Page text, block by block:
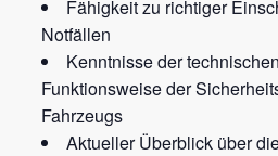
Fähigkeit zu richtiger
Notfällen
Kenntnisse der
Funktionsweise der
Fahrzeugs
Aktueller Überblick über